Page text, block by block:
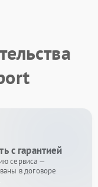
с гарантией
сервиса —
в договоре